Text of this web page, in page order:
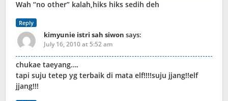
Wah “no other” kalah,hiks hiks sedih deh
Reply
kimyunie istri sah siwon says:
July 16, 2010 at 5:52 am
chukae taeyang….
tapi suju tetep yg terbaik di mata elf!!!!suju jjang!!elf
jjang!!!